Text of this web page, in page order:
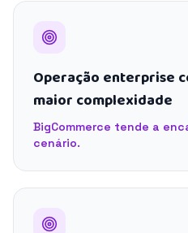
Operação enterprise
maior complexidade
BigCommerce tende a
cenário.